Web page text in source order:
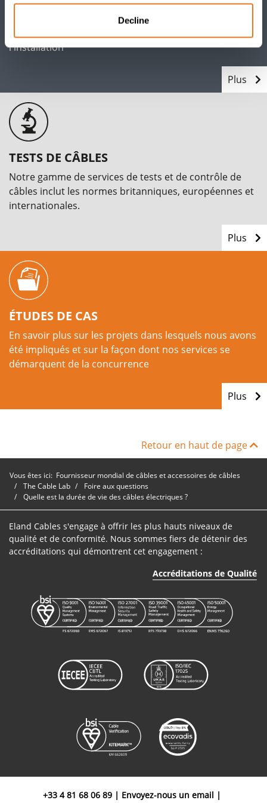
Decline
Câbles d'alimentation, de données et
d'instrumentation et accessoires de câbles pour
l'installation
Plus
TESTS DE CÂBLES
Notre gamme de services de tests et de contrôle de
câbles inclut les normes britanniques, européennes et
internationales.
Plus
ÉTUDES DE CAS
En savoir plus sur les projets dans lesquels nous avons
été impliqués et sur la façon dont nos services se
démarquent de la concurrence
Plus
Retour en haut de page
Vous êtes ici: Fournisseur mondial de câbles et accessoires de câbles
The Cable Lab
Foire aux questions
Quelle est la durée de vie des câbles électriques ?
Eland Cables s'engage à offrir les plus hauts niveaux de
qualité et de conformité. Nous sommes fiers de détenir des
accréditations qui démontrent cet engagement :
Accréditations de Qualité
+33 4 81 68 06 89 | Envoyez-nous un email |